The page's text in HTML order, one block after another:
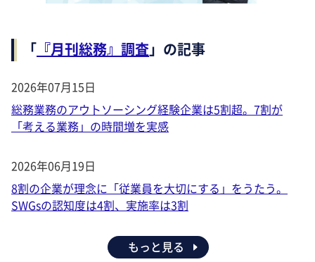
「 『月刊総務』調査」の記事
2026年07月15日
総務業務のアウトソーシング経験企業は5割超。7割が
「考える業務」の時間増を実感
2026年06月19日
8割の企業が理念に「従業員を大切にする」をうたう。
SWGsの認知度は4割、実施率は3割
もっと見る